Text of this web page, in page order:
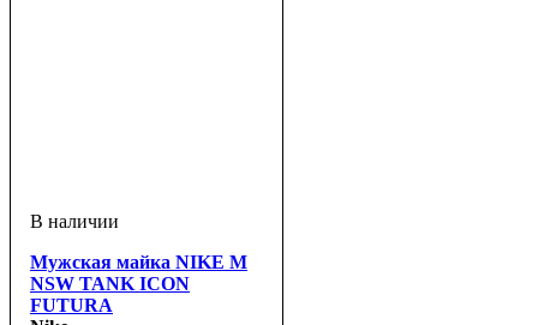
Мужская майка NIKE M
NSW TANK ICON
FUTURA